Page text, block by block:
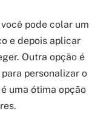
pode colar um
e depois aplicar
Outra opção é
personalizar o
uma ótima opção